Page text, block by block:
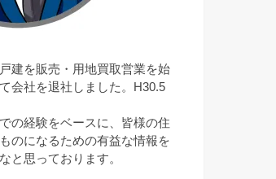
建を販売・用地買取営業を始
会社を退社しました。H30.5
の経験をベースに、皆様の住
のになるための有益な情報を
と思っております。